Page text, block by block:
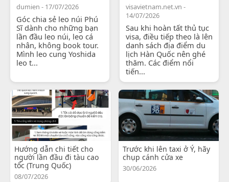
dumien - 17/07/2026
Góc chia sẻ leo núi Phú
Sĩ dành cho những bạn
lần đầu leo núi, leo cá
nhân, không book tour.
Mình leo cung Yoshida
leo t...
visavietnam.net.vn -
14/07/2026
Sau khi hoàn tất thủ tục
visa, điều tiếp theo là lên
danh sách địa điểm du
lịch Hàn Quốc nên ghé
thăm. Các điểm nổi
tiến...
Hướng dẫn chi tiết cho
người lần đầu đi tàu cao
tốc (Trung Quốc)
08/07/2026
Trước khi lên taxi ở Ý, hãy
chụp cánh cửa xe
30/06/2026